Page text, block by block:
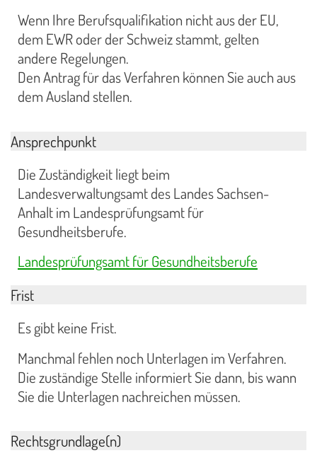
Wenn Ihre Berufsqualifikation nicht aus der EU,
dem EWR oder der Schweiz stammt, gelten
andere Regelungen.
Den Antrag für das Verfahren können Sie auch aus
dem Ausland stellen.
Ansprechpunkt
Die Zuständigkeit liegt beim
Landesverwaltungsamt des Landes Sachsen-
Anhalt im Landesprüfungsamt für
Gesundheitsberufe.
Landesprüfungsamt für Gesundheitsberufe
Frist
Es gibt keine Frist.
Manchmal fehlen noch Unterlagen im Verfahren.
Die zuständige Stelle informiert Sie dann, bis wann
Sie die Unterlagen nachreichen müssen.
Rechtsgrundlage(n)